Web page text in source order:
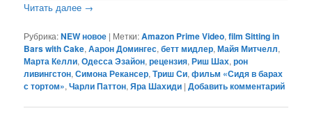
Читать далее →
Рубрика:NEW новое | Метки:Amazon Prime Video,film Sitting in
Bars with Cake,Аарон Домингес,бетт мидлер,Майя Митчелл,
Марта Келли,Одесса Эзайон,рецензия,Риш Шах,рон
ливингстон,Симона Рекансер,Триш Си,фильм «Сидя в барах
с тортом»,Чарли Паттон,Яра Шахиди |Добавить комментарий